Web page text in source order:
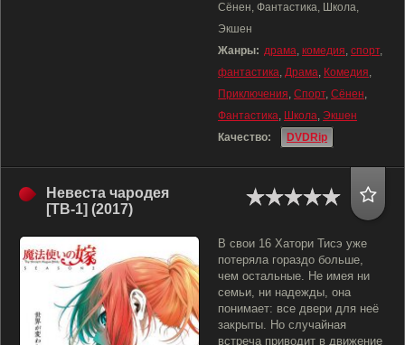
Сёнен, Фантастика, Школа,
Экшен
Жанры: драма, комедия, спорт,
фантастика, Драма, Комедия,
Приключения, Спорт, Сёнен,
Фантастика, Школа, Экшен
Качество:
DVDRip
Невеста чародея
[ТВ-1] (2017)
В свои 16 Хатори Тисэ уже
потеряла гораздо больше,
чем остальные. Не имея ни
семьи, ни надежды, она
понимает: все двери для неё
закрыты. Но случайная
встреча приводит в движение